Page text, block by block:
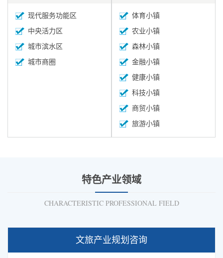
现代服务功能区
中央活力区
城市滨水区
城市商圈
体育小镇
农业小镇
森林小镇
金融小镇
健康小镇
科技小镇
商贸小镇
旅游小镇
特色产业领域
CHARACTERISTIC PROFESSIONAL FIELD
文旅产业规划咨询